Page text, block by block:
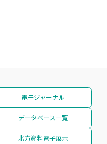
電子ジャーナル
データベース一覧
北方資料電子展示